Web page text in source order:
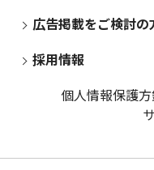
広告掲載をご検討の
採用情報
個人情報保護